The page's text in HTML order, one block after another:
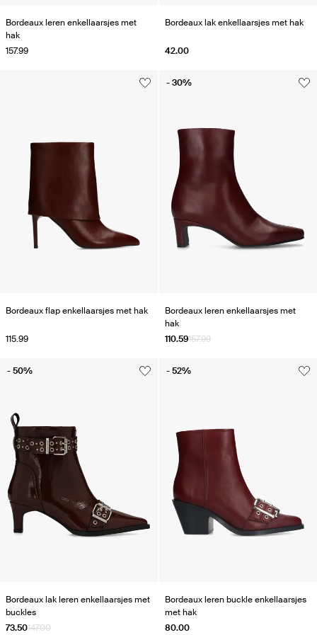
Bordeaux leren enkellaarsjes met
hak
157.99
Bordeaux lak enkellaarsjes met hak
42.00
Bordeaux flap enkellaarsjes met hak
115.99
Bordeaux leren enkellaarsjes met
hak
157.99
110.59
- 30%
Bordeaux lak leren enkellaarsjes met
buckles
147.00
73.50
- 50%
Bordeaux leren buckle enkellaarsjes
met hak
80.00
- 52%